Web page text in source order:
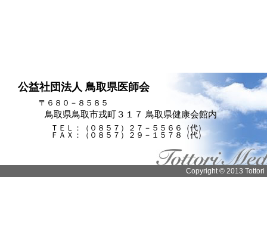
公益社団法人 鳥取県医師会
〒６８０－８５８５
鳥取県鳥取市戎町３１７ 鳥取県健康会館内
ＴＥＬ：（０８５７）２７－５５６６（代）
ＦＡＸ：（０８５７）２９－１５７８（代）
Copyright © 2013 Tottori